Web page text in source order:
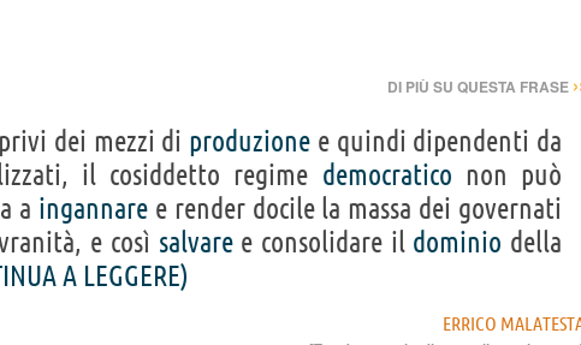
DI PIÙ SU QUESTA FRASE
dei mezzi di produzione e quindi dipendenti da
il cosiddetto regime democratico non può
a ingannare e render docile la massa dei governati
e così salvaree consolidare il dominio della
A LEGGERE)
ERRICO